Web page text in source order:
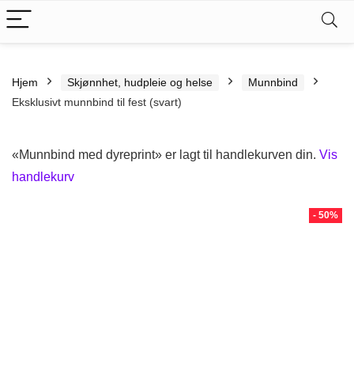
Hjem Skjønnhet, hudpleie og helse
Munnbind
Eksklusivt munnbind til fest (svart)
«Munnbind med dyreprint» er lagt til handlekurven din. Vis
handlekurv
- 50%